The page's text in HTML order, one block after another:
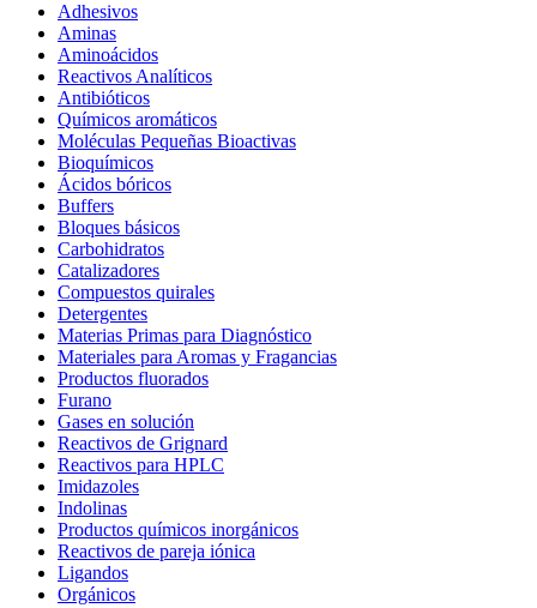
Adhesivos
Aminas
Aminoácidos
Reactivos Analíticos
Antibióticos
Químicos aromáticos
Moléculas Pequeñas Bioactivas
Bioquímicos
Ácidos bóricos
Buffers
Bloques básicos
Carbohidratos
Catalizadores
Compuestos quirales
Detergentes
Materias Primas para Diagnóstico
Materiales para Aromas y Fragancias
Productos fluorados
Furano
Gases en solución
Reactivos de Grignard
Reactivos para HPLC
Imidazoles
Indolinas
Productos químicos inorgánicos
Reactivos de pareja iónica
Ligandos
Orgánicos